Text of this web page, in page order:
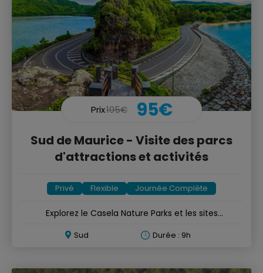
Prix105€ 95€
Sud de Maurice - Visite des parcs
d'attractions et activités
Privé Flexible Journée Complète
Explorez le Casela Nature Parks et les sites
Sud Durée : 9h